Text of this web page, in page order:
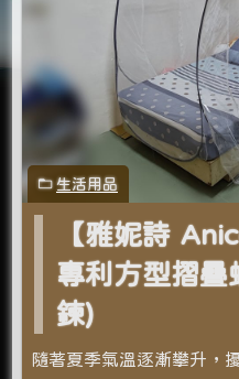
生活用品
【雅妮詩
專利方型摺疊
鍊)
隨著夏季氣溫逐漸攀升，